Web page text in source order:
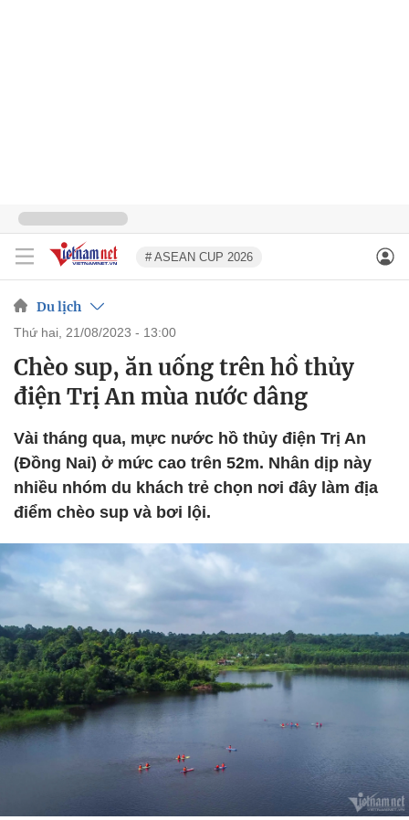
# ASEAN CUP 2026
Du lịch
thứ hai, 21/08/2023 - 13:00
Chèo sup, ăn uống trên hồ thủy
điện Trị An mùa nước dâng
Vài tháng qua, mực nước hồ thủy điện Trị An
(Đồng Nai) ở mức cao trên 52m. Nhân dịp này
nhiều nhóm du khách trẻ chọn nơi đây làm địa
điểm chèo sup và bơi lội.